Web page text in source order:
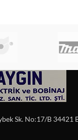
Sk. No:17/B 34421